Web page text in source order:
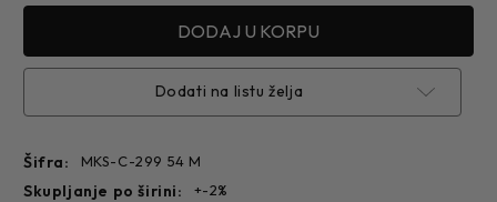
Dodati na listu želja
Šifra: MKS-C-299 54 M
skupljanje po širini: +-2%